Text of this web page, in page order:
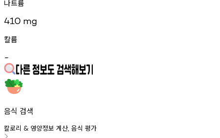
나트륨
410 mg
칼륨
-
음식 검색
칼로리 & 영양정보 계산, 음식 평가